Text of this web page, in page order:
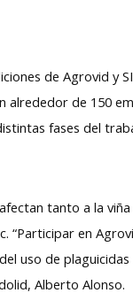
de Agrovid y
alrededor de 150
fases del
tanto a la
en
uso de
Alberto Alonso.